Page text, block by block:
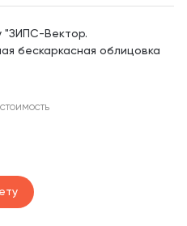
"ЗИПС-Вектор.
бескаркасная облицовка